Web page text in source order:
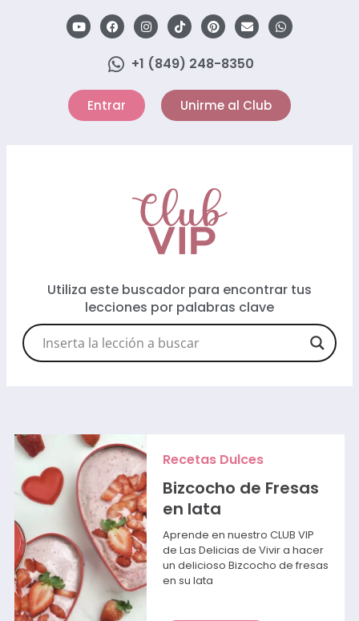
+1 (849) 248-8350
Entrar Unirme al Club
Utiliza este buscador para encontrar tus
lecciones por palabras clave
Recetas Dulces
Bizcocho de Fresas
en lata
Aprende en nuestro CLUB VIP
de Las Delicias de Vivir a hacer
un delicioso Bizcocho de fresas
en su lata